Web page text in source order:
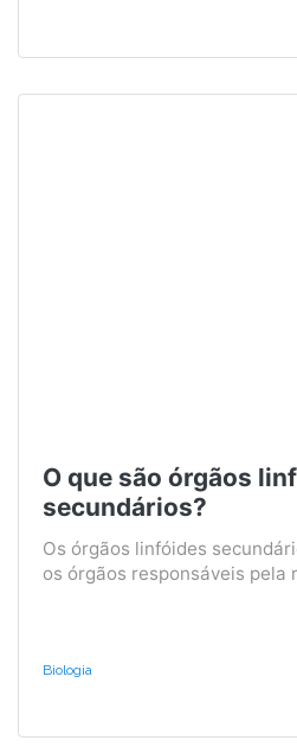
O que são órgãos
secundários?
Os órgãos linfóides
os órgãos responsáveis ​​pela
Biologia